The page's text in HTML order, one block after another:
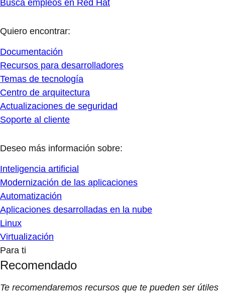
Busca empleos en Red Hat
Quiero encontrar:
Documentación
Recursos para desarrolladores
Temas de tecnología
Centro de arquitectura
Actualizaciones de seguridad
Soporte al cliente
Deseo más información sobre:
Inteligencia artificial
Modernización de las aplicaciones
Automatización
Aplicaciones desarrolladas en la nube
Linux
Virtualización
Para ti
Recomendado
Te recomendaremos recursos que te pueden ser útiles